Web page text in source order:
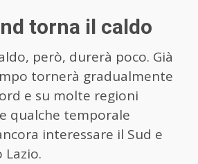
torna il caldo
però, durerà poco. Già
tornerà gradualmente
e su molte regioni
qualche temporale
interessare il Sud e
Lazio.